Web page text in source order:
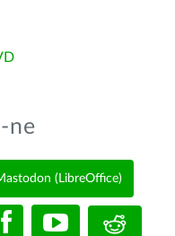
ne
(LibreOffice)